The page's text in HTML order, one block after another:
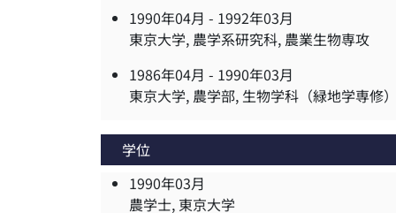
1990年04月 - 1992年03月
東京大学, 農学系研究科, 農業生物専攻
1986年04月 - 1990年03月
東京大学, 農学部, 生物学科（緑地学専修
学位
1990年03月
農学士, 東京大学